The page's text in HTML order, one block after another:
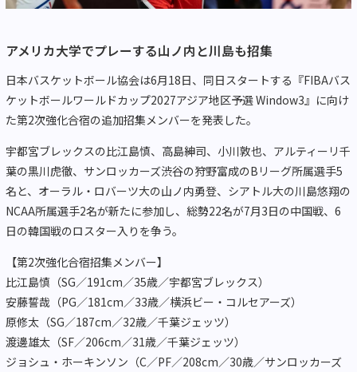
アメリカ大学でプレーする山ノ内と川島も招集
日本バスケットボール協会は6月18日、同日スタートする『FIBAバス
ケットボールワールドカップ2027アジア地区予選 Window3』に向け
た第2次強化合宿の追加招集メンバーを発表した。
宇都宮ブレックスの比江島慎、高島紳司、小川敦也、アルティーリ千
葉の黒川虎徹、サンロッカーズ渋谷の狩野富成のBリーグ所属選手5
名と、オーラル・ロバーツ大の山ノ内勇登、シアトル大の川島悠翔の
NCAA所属選手2名が新たに参加し、総勢22名が7月3日の中国戦、6
日の韓国戦のロスター入りを争う。
【第2次強化合宿招集メンバー】
比江島慎（SG／191cm／35歳／宇都宮ブレックス）
安藤誓哉（PG／181cm／33歳／横浜ビー・コルセアーズ）
原修太（SG／187cm／32歳／千葉ジェッツ）
渡邊雄太（SF／206cm／31歳／千葉ジェッツ）
ジョシュ・ホーキンソン（C／PF／208cm／30歳／サンロッカーズ